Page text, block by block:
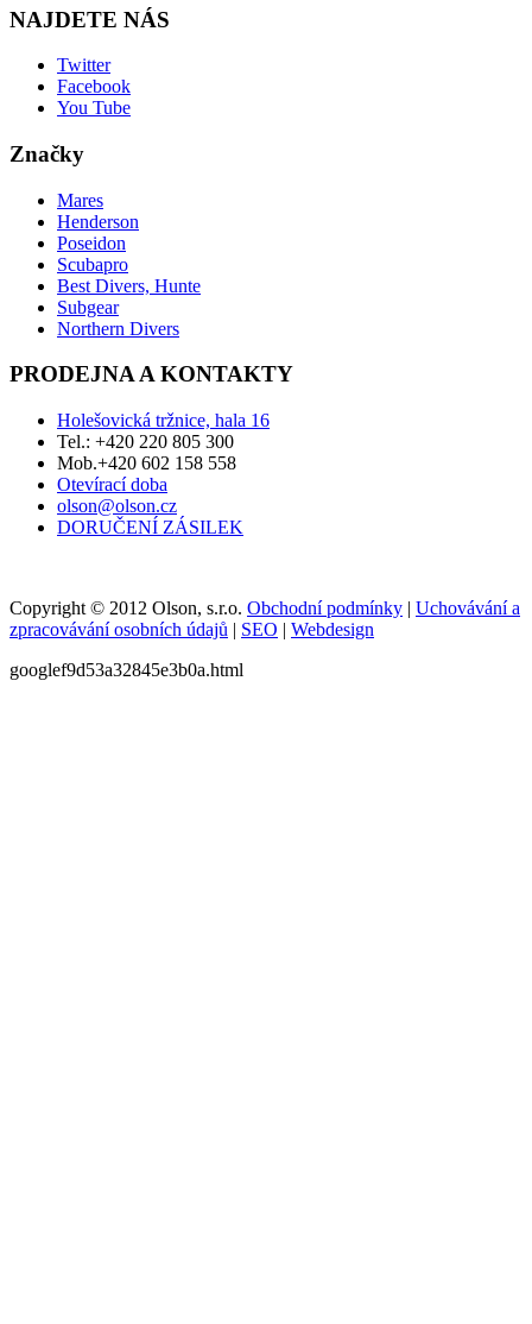
NAJDETE NÁS
Twitter
Facebook
You Tube
Značky
Mares
Henderson
Poseidon
Scubapro
Best Divers, Hunte
Subgear
Northern Divers
PRODEJNA A KONTAKTY
Holešovická tržnice, hala 16
Tel.: +420 220 805 300
Mob.+420 602 158 558
Otevírací doba
olson@olson.cz
DORUČENÍ ZÁSILEK
Copyright © 2012 Olson, s.r.o. Obchodní podmínky | Uchovávání a
zpracovávání osobních údajů | SEO | Webdesign
googlef9d53a32845e3b0a.html